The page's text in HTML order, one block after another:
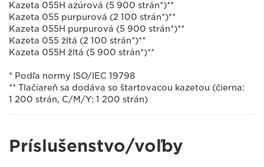
Kazeta 055H azúrová (5 900 strán*)**
Kazeta 055 purpurová (2 100 strán*)**
Kazeta 055H purpurová (5 900 strán*)**
Kazeta 055 žltá (2 100 strán*)**
Kazeta 055H žltá (5 900 strán*)**
* Podľa normy ISO/IEC 19798
** Tlačiareň sa dodáva so štartovacou kazetou (čierna:
1 200 strán, C/M/Y: 1 200 strán)
Príslušenstvo/voľby